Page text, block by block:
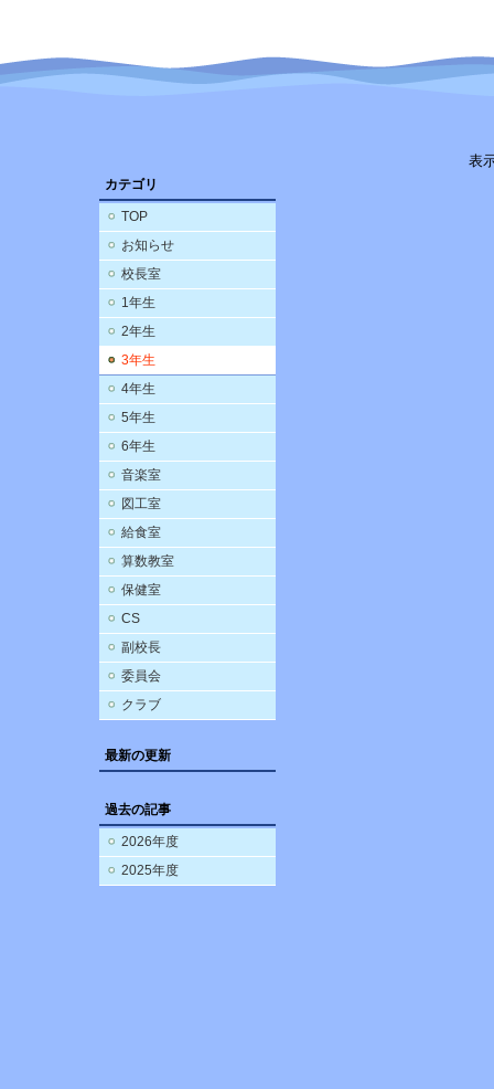
カテゴリ
TOP
お知らせ
校長室
1年生
2年生
3年生
4年生
5年生
6年生
音楽室
図工室
給食室
算数教室
保健室
CS
副校長
委員会
クラブ
最新の更新
過去の記事
2026年度
2025年度
表